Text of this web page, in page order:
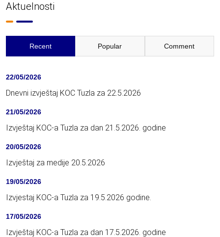
Aktuelnosti
Recent Popular Comment
22/05/2026
Dnevni izvještaj KOC Tuzla za 22.5.2026
21/05/2026
Izvještaj KOC-a Tuzla za dan 21.5.2026. godine
20/05/2026
Izvještaj za medije 20.5.2026
19/05/2026
Izvjestaj KOC-a Tuzla za 19.5.2026 godine.
17/05/2026
Izvještaj KOC-a Tuzla za dan 17.5.2026. godine